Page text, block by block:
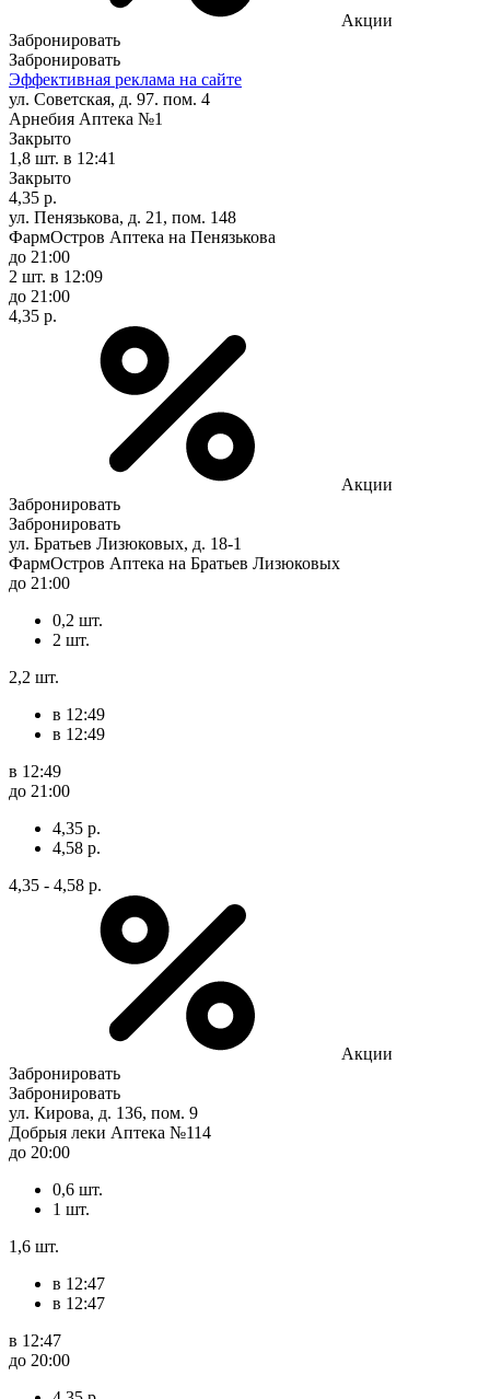
Акции
Забронировать
Забронировать
Эффективная реклама на сайте
ул. Советская, д. 97. пом. 4
Арнебия Аптека №1
Закрыто
1,8 шт. в 12:41
Закрыто
4,35 р.
ул. Пенязькова, д. 21, пом. 148
ФармОстров Аптека на Пенязькова
до 21:00
2 шт. в 12:09
до 21:00
4,35 р.
Акции
Забронировать
Забронировать
ул. Братьев Лизюковых, д. 18-1
ФармОстров Аптека на Братьев Лизюковых
до 21:00
0,2 шт.
2 шт.
2,2 шт.
в 12:49
в 12:49
в 12:49
до 21:00
4,35 р.
4,58 р.
4,35 - 4,58 р.
Акции
Забронировать
Забронировать
ул. Кирова, д. 136, пом. 9
Добрыя леки Аптека №114
до 20:00
0,6 шт.
1 шт.
1,6 шт.
в 12:47
в 12:47
в 12:47
до 20:00